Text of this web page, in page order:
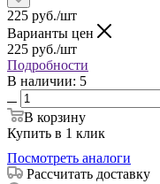
225 руб./шт
Варианты цен
225 руб./шт
Подробности
В наличии: 5
В корзину
Купить в 1 клик
Посмотреть аналоги
Рассчитать доставку